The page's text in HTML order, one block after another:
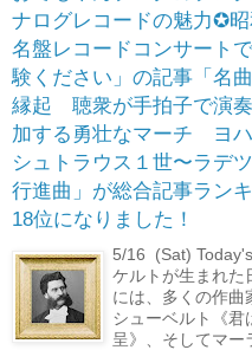
ナログレコードの魅力✪
名盤レコードコンサート
験ください」の記事「名
縁起 聴衆が手拍子で演
加する勇壮なマーチ ヨハ
シュトラウス１世〜ラデ
行進曲」が総合記事ラン
18位になりました！
5/16 (Sat)
ケルトが生まれた
には、多くの作曲
シューベルト《君
呈》、そしてマー